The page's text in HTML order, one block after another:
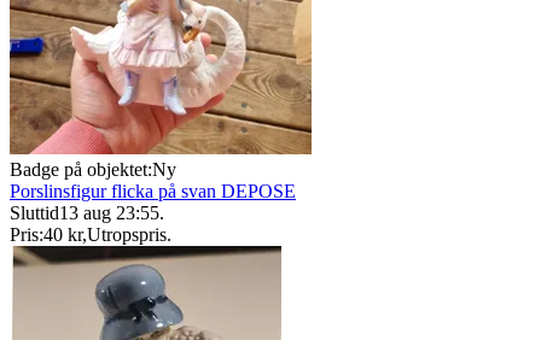
Badge på objektet:Ny
Porslinsfigur flicka på svan DEPOSE
Sluttid13 aug 23:55.
Pris:40 kr,Utropspris.